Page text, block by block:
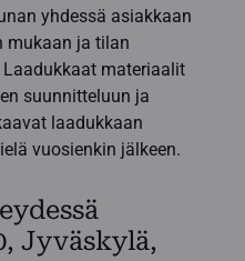
yhdessä asiakkaan
mukaan ja tilan
materiaalit
suunnitteluun ja
laadukkaan
vuosienkin jälkeen.
Jyväskylä,